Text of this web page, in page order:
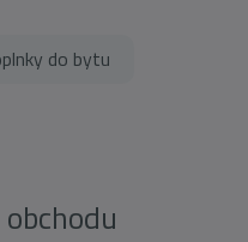
do bytu
obchodu